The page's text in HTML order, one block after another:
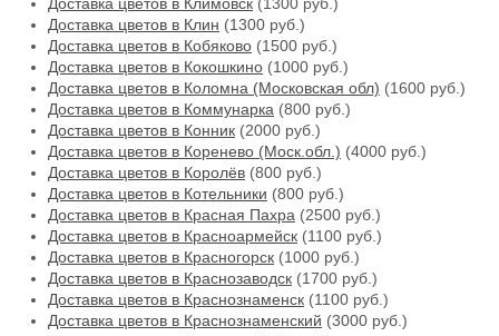
Доставка цветов в Клин (1300 руб.)
Доставка цветов в Кобяково (1500 руб.)
Доставка цветов в Кокошкино (1000 руб.)
Доставка цветов в Коломна (Московская обл) (1600 руб.)
Доставка цветов в Коммунарка (800 руб.)
Доставка цветов в Конник (2000 руб.)
Доставка цветов в Коренево (Моск.обл.) (4000 руб.)
Доставка цветов в Королёв (800 руб.)
Доставка цветов в Котельники (800 руб.)
Доставка цветов в Красная Пахра (2500 руб.)
Доставка цветов в Красноармейск (1100 руб.)
Доставка цветов в Красногорск (1000 руб.)
Доставка цветов в Краснозаводск (1700 руб.)
Доставка цветов в Краснознаменск (1100 руб.)
Доставка цветов в Краснознаменский (3000 руб.)